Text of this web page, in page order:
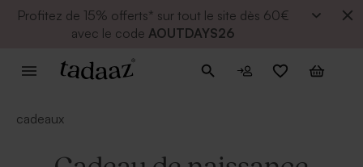
Profitez de 15% offerts* sur tout le site dès 60€
avec le code AOUTDAYS26
cadeaux